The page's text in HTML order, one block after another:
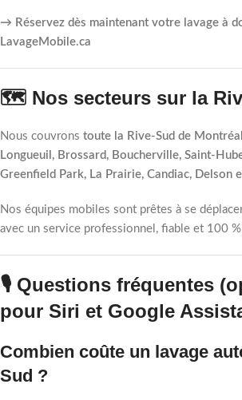
→ Réservez dès maintenant votre lavage à
LavageMobile.ca
🗺️ Nos secteurs sur la
Nous couvrons toute la Rive-Sud de Montréal
Longueuil, Brossard, Boucherville, Saint-
Greenfield Park, La Prairie, Candiac, Delson
Nos équipes mobiles sont prêtes à se
avec un service professionnel, fiable et 100
🎙️ Questions fréquentes
pour Siri et Google
Combien coûte un lavage
Sud ?